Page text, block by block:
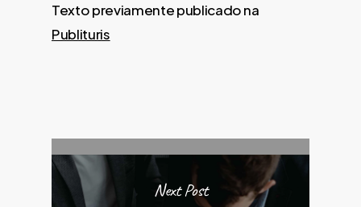
Texto previamente publicado na
Publituris
Next Post